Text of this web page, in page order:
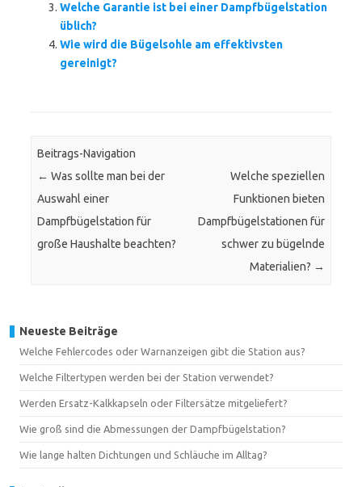
Welche Garantie ist bei einer Dampfbügelstation
üblich?
Wie wird die Bügelsohle am effektivsten
gereinigt?
Beitrags-Navigation
← Was sollte man bei der
Auswahl einer
Dampfbügelstation für
große Haushalte beachten?
Welche speziellen
Funktionen bieten
Dampfbügelstationen für
schwer zu bügelnde
Materialien? →
Neueste Beiträge
Welche Fehlercodes oder Warnanzeigen gibt die Station aus?
Welche Filtertypen werden bei der Station verwendet?
Werden Ersatz-Kalkkapseln oder Filtersätze mitgeliefert?
Wie groß sind die Abmessungen der Dampfbügelstation?
Wie lange halten Dichtungen und Schläuche im Alltag?